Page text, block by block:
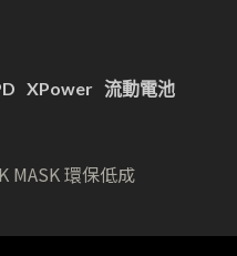
XPower 流動電池
MASK 環保低成